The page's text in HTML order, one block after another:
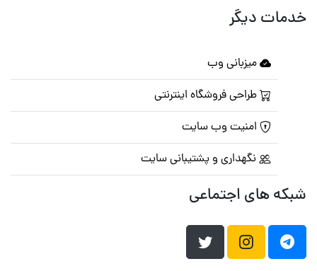
خدمات دیگر
میزبانی وب
طراحی فروشگاه اینترنتی
امنیت وب سایت
نگهداری و پشتیبانی سایت
شبکه های اجتماعی